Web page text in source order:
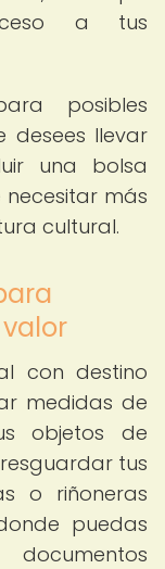
a tus
posibles
desees llevar
una bolsa
más
cultural.
con destino
medidas de
objetos de
tus
o riñoneras
puedas